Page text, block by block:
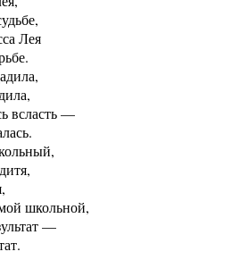
Лея
всласть —
школьной,
—